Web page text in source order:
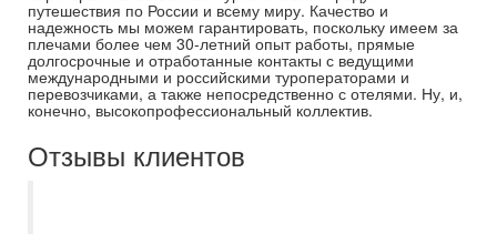
путешествия по России и всему миру. Качество и
надежность мы можем гарантировать, поскольку имеем за
плечами более чем 30-летний опыт работы, прямые
долгосрочные и отработанные контакты с ведущими
международными и российскими туроператорами и
перевозчиками, а также непосредственно с отелями. Ну, и,
конечно, высокопрофессиональный коллектив.
Отзывы клиентов